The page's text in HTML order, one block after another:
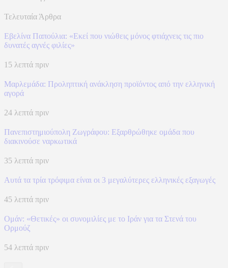
Τελευταία Άρθρα
Εβελίνα Παπούλια: «Εκεί που νιώθεις μόνος φτιάχνεις τις πιο
δυνατές αγνές φιλίες»
15 λεπτά πριν
Μαρλεμάδα: Προληπτική ανάκληση προϊόντος από την ελληνική
αγορά
24 λεπτά πριν
Πανεπιστημιούπολη Ζωγράφου: Εξαρθρώθηκε ομάδα που
διακινούσε ναρκωτικά
35 λεπτά πριν
Αυτά τα τρία τρόφιμα είναι οι 3 μεγαλύτερες ελληνικές εξαγωγές
45 λεπτά πριν
Ομάν: «Θετικές» οι συνομιλίες με το Ιράν για τα Στενά του
Ορμούζ
54 λεπτά πριν